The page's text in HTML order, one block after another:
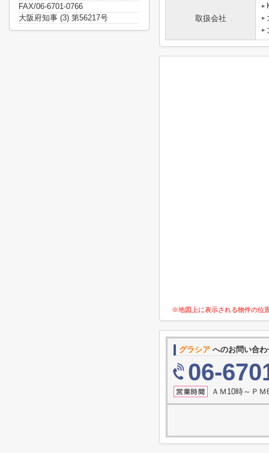
取扱会社
※地図上に表示される物件の位
グラシア へのお問い合
06-
ＡＭ10時～Ｐ
FAX/06-6701-0766
大阪府知事 (3) 第56217号